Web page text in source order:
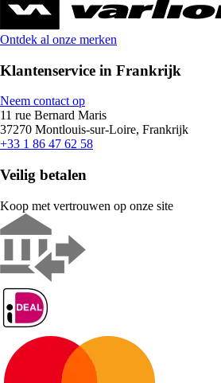
Ontdek al onze merken
Klantenservice in Frankrijk
Neem contact op
11 rue Bernard Maris
37270 Montlouis-sur-Loire, Frankrijk
+33 1 86 47 62 58
Veilig betalen
Koop met vertrouwen op onze site